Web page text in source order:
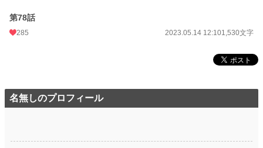
第78話
285 2023.05.14 12:101,530文字
名無しのプロフィール